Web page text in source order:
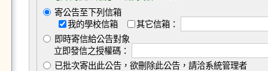
寄公告至下列信箱
我的學校信箱
其它信箱：
即時寄信給公告對象
立即發信之授權碼：
已批次寄出此公告，欲刪除此公告，請洽系統管理者